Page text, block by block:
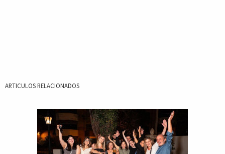
ARTICULOS RELACIONADOS